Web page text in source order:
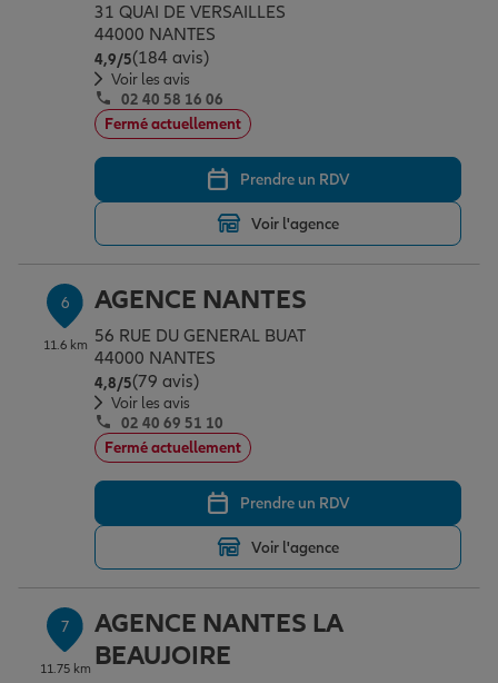
31 QUAI DE VERSAILLES
44000 NANTES
4,9/5Note de 4.9 sur 5
(184 avis)
Voir les avis
02 40 58 16 06
Fermé actuellement
Prendre un RDV
Voir l'agence
6
11.6 km
AGENCE NANTES
56 RUE DU GENERAL BUAT
44000 NANTES
4,8/5Note de 4.8 sur 5
(79 avis)
Voir les avis
02 40 69 51 10
Fermé actuellement
Prendre un RDV
Voir l'agence
7
11.75 km
AGENCE NANTES LA
BEAUJOIRE